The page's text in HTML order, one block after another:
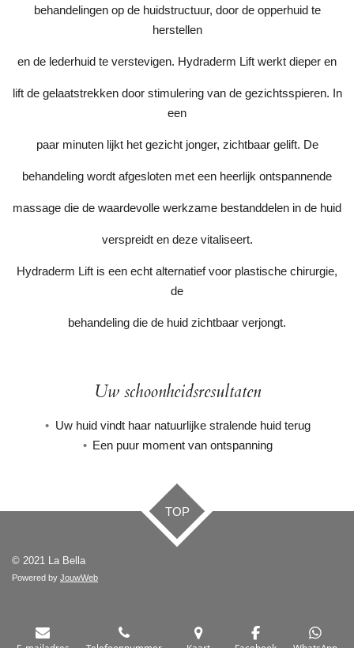
behandelingen op de huidstructuur, door de opperhuid te
herstellen
en de lederhuid te verstevigen. Hydraderm Lift werkt dieper en
lift de gelaatstrekken door stimulering van de gezichtsspieren. In
een
paar minuten lijkt het gezicht jonger, zichtbaar gelift. De
behandeling wordt afgesloten met een heerlijk ontspannende
massage die de waardevolle werkzame bestanddelen in de huid
verspreidt en deze vitaliseert.
Hydraderm Lift is een echt alternatief voor plastische chirurgie,
de
behandeling die de huid zichtbaar verjongt.
Uw schoonheidsresultaten
Uw huid vindt haar natuurlijke stralende huid terug
Een puur moment van ontspanning
TOP
© 2021 La Bella
Powered by JouwWeb